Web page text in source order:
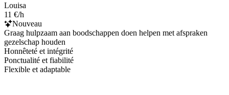
Louisa
11 €/h
Nouveau
Graag hulpzaam aan boodschappen doen helpen met afspraken
gezelschap houden
Honnêteté et intégrité
Ponctualité et fiabilité
Flexible et adaptable